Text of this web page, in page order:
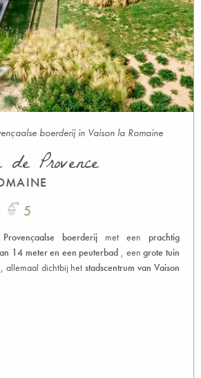
boerderij in Vaison la Romaine
Provence
5
boerderij met een prachtig
14 meter en een peuterbad , eengrote tuin
allemaal dichtbij hetstadscentrum van Vaison